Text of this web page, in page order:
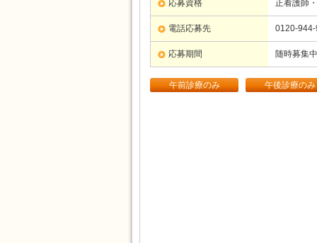
応募資格 正看護師
電話応募先 0120-944-
応募期間 随時募集中
午前診療のみ 午後診療のみ